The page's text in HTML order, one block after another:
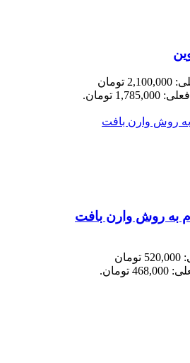
قیمت اصلی: 2,100,000 تومان
تومان.
به روش وارن بافت
قیمت اصلی: 520,000 تومان
تومان.